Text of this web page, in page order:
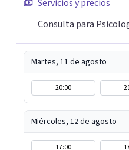
Servicios y precios
Consulta para
Martes, 11 de agosto
20:00
Miércoles, 12 de agosto
17:00